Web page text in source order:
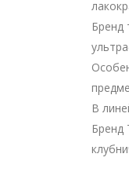
Бренд
В
Бренд